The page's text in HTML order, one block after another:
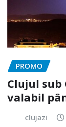
PROMO
Clujul sub
valabil
clujazi